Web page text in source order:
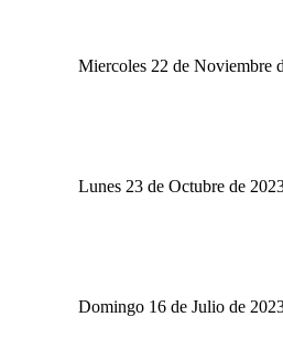
Miercoles 22 de Noviembre
Lunes 23 de Octubre de
Domingo 16 de Julio de